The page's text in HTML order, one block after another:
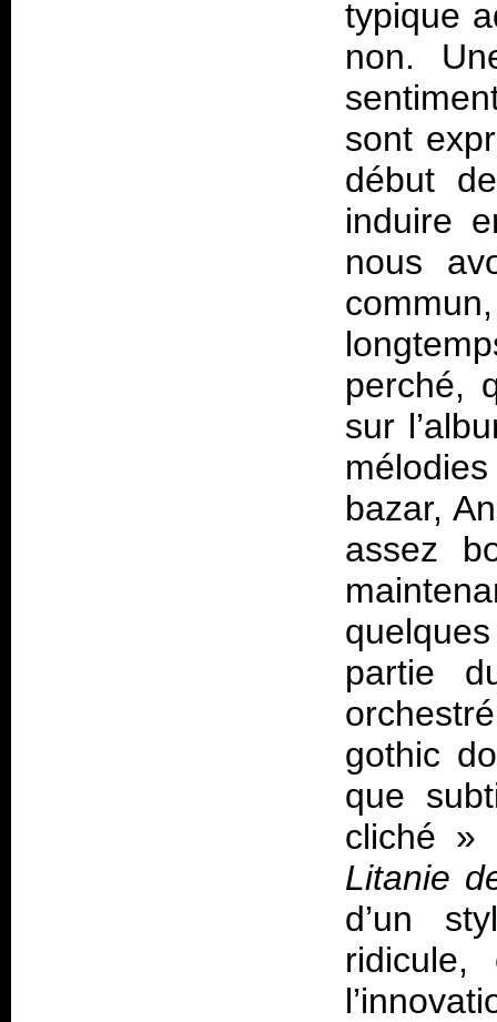
typique
non.
sont
début
induire
nous
perché,
sur
bazar,
assez
partie
gothic
que
cliché »
Litanie
d’un
ridicule,